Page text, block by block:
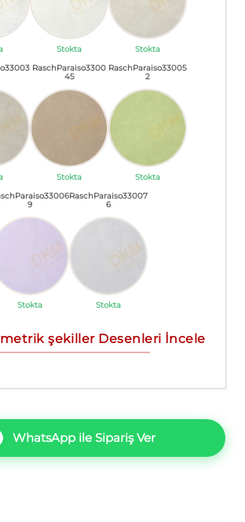
Stokta
Stokta
RaschParaiso3300
45
Stokta
RaschParaiso33005
2
Stokta
9
Stokta
RaschParaiso33007
6
Stokta
şekiller Desenleri İncele
WhatsApp ile Sipariş Ver
1 690705 Tek renk alacalı Duvar Kağıdı